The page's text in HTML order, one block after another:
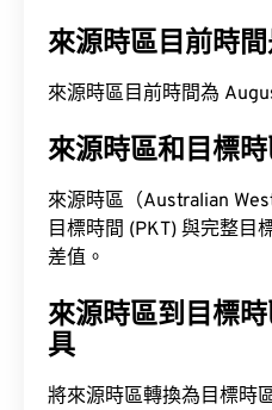
來源時區目前時間
來源時區目前時間為
來源時區和目標
來源時區（Australian
目標時間 (PKT) 與完整目
差值。
來源時區到目標
具
將來源時區轉換為目標時